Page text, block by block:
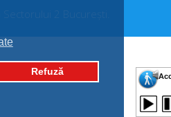
Refuză
2 București.